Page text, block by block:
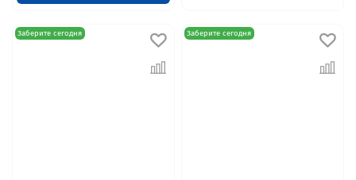
Заберите сегодня Заберите сегодня